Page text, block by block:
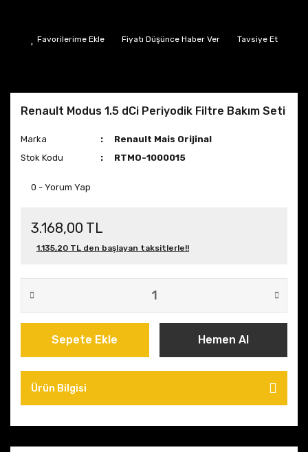
Fiyatı Düşünce Haber Ver Tavsiye Et
Renault Modus 1.5 dCi Periyodik Filtre Bakım Seti
Marka
Renault Mais Orijinal
Stok Kodu
RTMO-1000015
0 - Yorum Yap
3.168,00 TL
1.135,20 TL den başlayan taksitlerle!!
Sepete Ekle Hemen Al
Ürün Bilgisi